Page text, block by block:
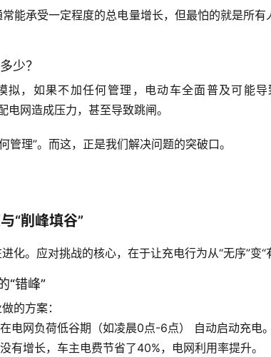
能承受一定程度的总电量增长，但最怕的就是所有
少？
拟，如果不加任何管理 ，电动车全面普及可能
电网造成压力，甚至导致跳闸。
理”。而这，正是我们解决问题的突破口。
“削峰填谷”
化。应对挑战的核心，在于让充电行为从“无序”变“
“错峰”
做的方案：
电网负荷低谷期（如凌晨0点-6点）
自动启动充电。
有增长，车主电费节省了40%，电网利用率提升。